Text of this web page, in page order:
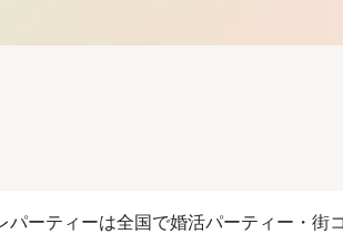
パーティーは全国で婚活パーティー・街